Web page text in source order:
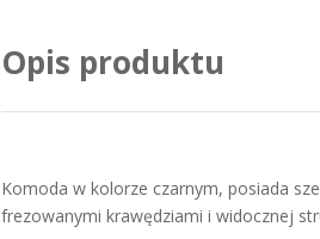
Opis produktu
Komoda w kolorze czarnym, posiada
frezowanymi krawędziami i widocznej